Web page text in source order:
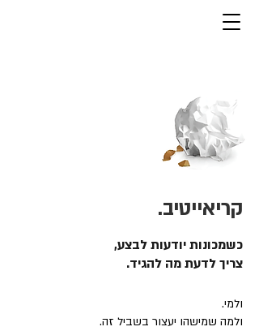
קריאייטיב.
כשמכונות יודעות לבצע,
צריך לדעת מה להגיד.
ולמי.
ולמה שמישהו יעצור בשביל זה.